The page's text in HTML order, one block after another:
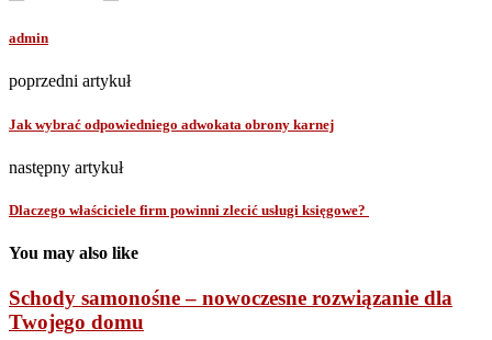
admin
poprzedni artykuł
Jak wybrać odpowiedniego adwokata obrony karnej
następny artykuł
Dlaczego właściciele firm powinni zlecić usługi księgowe?
You may also like
Schody samonośne – nowoczesne rozwiązanie dla
Twojego domu